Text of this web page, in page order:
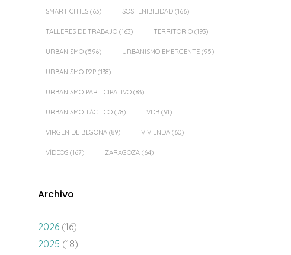
SMART CITIES (63) SOSTENIBILIDAD (166)
TALLERES DE TRABAJO (163) TERRITORIO (193)
URBANISMO (596) URBANISMO EMERGENTE (95)
URBANISMO P2P (138)
URBANISMO PARTICIPATIVO (83)
URBANISMO TÁCTICO (78) VDB (91)
VIRGEN DE BEGOÑA (89) VIVIENDA (60)
VÍDEOS (167) ZARAGOZA (64)
Archivo
2026 (16)
2025 (18)